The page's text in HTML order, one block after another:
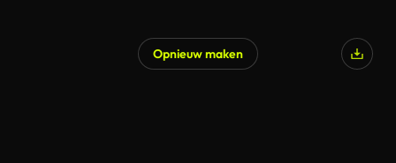
Opnieuw maken